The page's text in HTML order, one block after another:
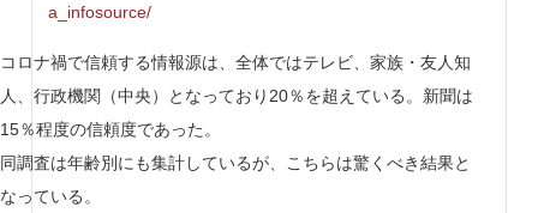
a_infosource/
コロナ禍で信頼する情報源は、全体ではテレビ、家族・友人知
人、行政機関（中央）となっており20％を超えている。新聞は
15％程度の信頼度であった。
同調査は年齢別にも集計しているが、こちらは驚くべき結果と
なっている。